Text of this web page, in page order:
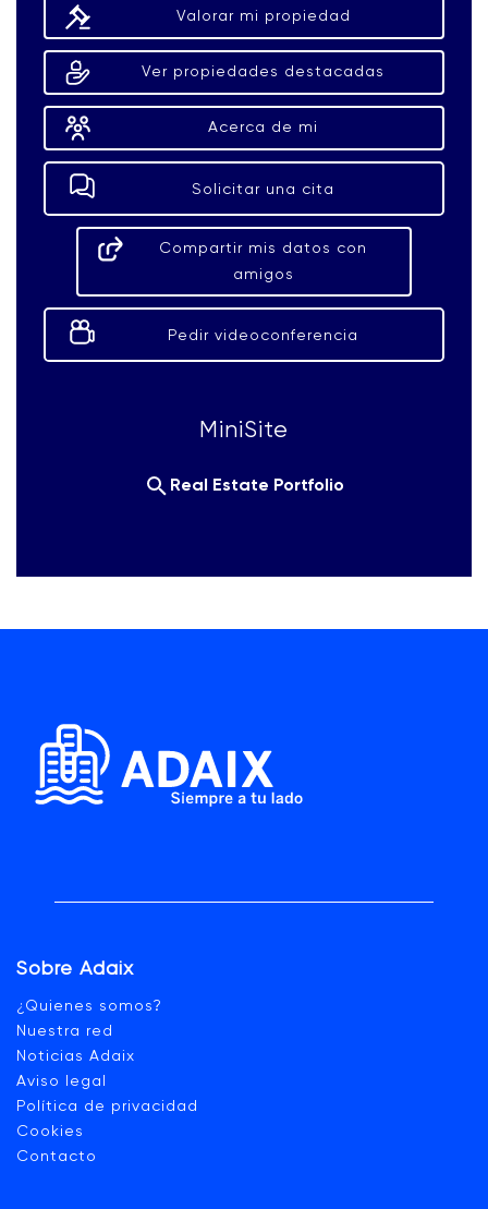
Valorar mi propiedad
Ver propiedades destacadas
Acerca de mi
Solicitar una cita
Compartir mis datos con
amigos
Pedir videoconferencia
MiniSite
Real Estate Portfolio
Sobre Adaix
¿Quienes somos?
Nuestra red
Noticias Adaix
Aviso legal
Política de privacidad
Cookies
Contacto